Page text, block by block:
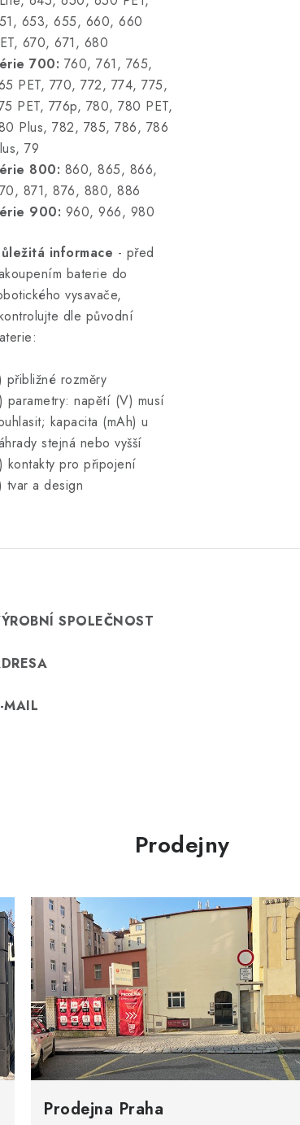
653, 655, 660, 660
670, 671, 680
700: 760, 761, 765,
PET, 770, 772, 774, 775,
PET, 776p, 780, 780 PET,
Plus, 782, 785, 786, 786
79
800: 860, 865, 866,
871, 876, 880, 886
900: 960, 966, 980
informace - před
baterie do
vysavače,
dle původní
přibližné rozměry
parametry: napětí (V) musí
kapacita (mAh) u
stejná nebo vyšší
kontakty pro připojení
tvar a design
SPOLEČNOST
MAIL
Prodejny
Prodejna Praha